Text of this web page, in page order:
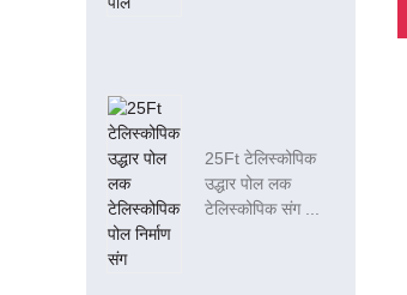
25Ft टेलिस्कोपिक
उद्धार पोल लक
टेलिस्कोपिक संग ...